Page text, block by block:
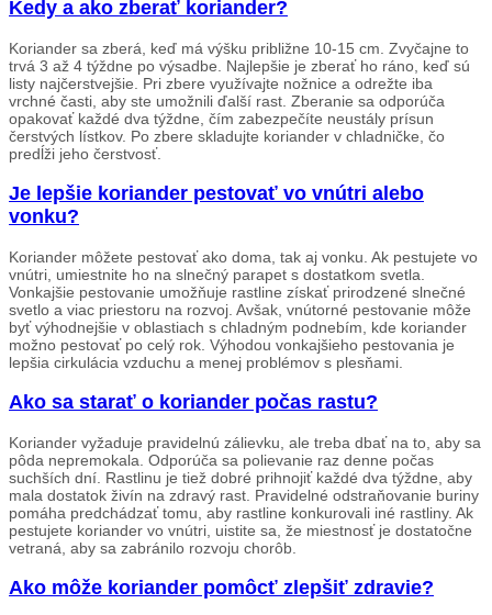
Kedy a ako zberať koriander?
Koriander sa zberá, keď má výšku približne 10-15 cm. Zvyčajne to
trvá 3 až 4 týždne po výsadbe. Najlepšie je zberať ho ráno, keď sú
listy najčerstvejšie. Pri zbere využívajte nožnice a odrežte iba
vrchné časti, aby ste umožnili ďalší rast. Zberanie sa odporúča
opakovať každé dva týždne, čím zabezpečíte neustály prísun
čerstvých lístkov. Po zbere skladujte koriander v chladničke, čo
predĺži jeho čerstvosť.
Je lepšie koriander pestovať vo vnútri alebo
vonku?
Koriander môžete pestovať ako doma, tak aj vonku. Ak pestujete vo
vnútri, umiestnite ho na slnečný parapet s dostatkom svetla.
Vonkajšie pestovanie umožňuje rastline získať prirodzené slnečné
svetlo a viac priestoru na rozvoj. Avšak, vnútorné pestovanie môže
byť výhodnejšie v oblastiach s chladným podnebím, kde koriander
možno pestovať po celý rok. Výhodou vonkajšieho pestovania je
lepšia cirkulácia vzduchu a menej problémov s plesňami.
Ako sa starať o koriander počas rastu?
Koriander vyžaduje pravidelnú zálievku, ale treba dbať na to, aby sa
pôda nepremokala. Odporúča sa polievanie raz denne počas
suchších dní. Rastlinu je tiež dobré prihnojiť každé dva týždne, aby
mala dostatok živín na zdravý rast. Pravidelné odstraňovanie buriny
pomáha predchádzať tomu, aby rastline konkurovali iné rastliny. Ak
pestujete koriander vo vnútri, uistite sa, že miestnosť je dostatočne
vetraná, aby sa zabránilo rozvoju chorôb.
Ako môže koriander pomôcť zlepšiť zdravie?